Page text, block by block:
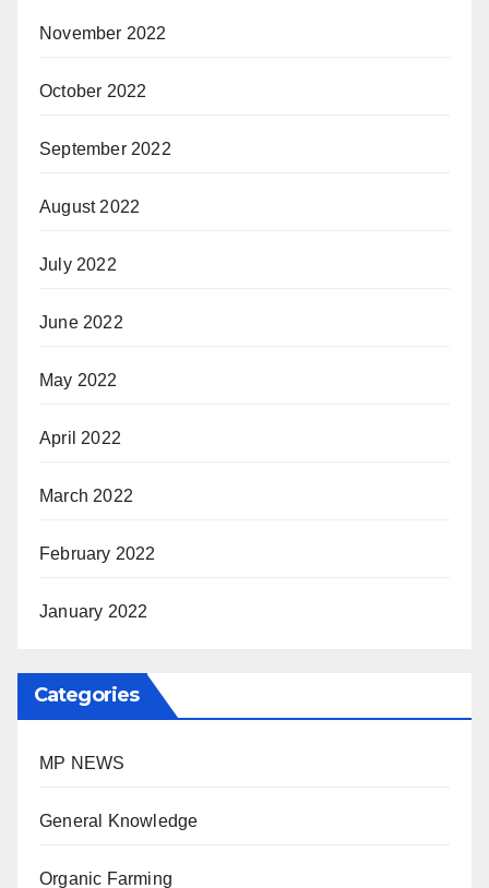
November 2022
October 2022
September 2022
August 2022
July 2022
June 2022
May 2022
April 2022
March 2022
February 2022
January 2022
Categories
MP NEWS
General Knowledge
Organic Farming